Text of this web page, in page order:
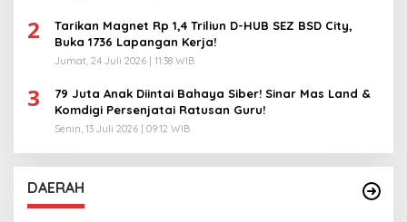
2
Tarikan Magnet Rp 1,4 Triliun D-HUB SEZ BSD City,
Buka 1736 Lapangan Kerja!
Jumat, 24 Juli 2026 | 11:38 WIB
3
79 Juta Anak Diintai Bahaya Siber! Sinar Mas Land &
Komdigi Persenjatai Ratusan Guru!
Senin, 13 Juli 2026 | 09:12 WIB
DAERAH